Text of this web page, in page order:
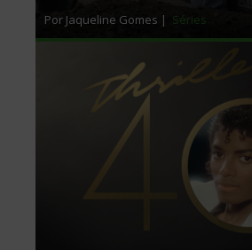
Por Jaqueline Gomes | Séries